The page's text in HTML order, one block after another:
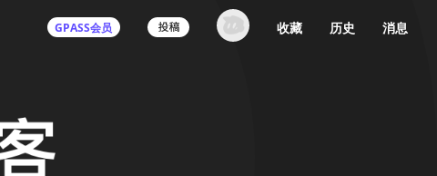
GPASS会员 收藏 历史 消息